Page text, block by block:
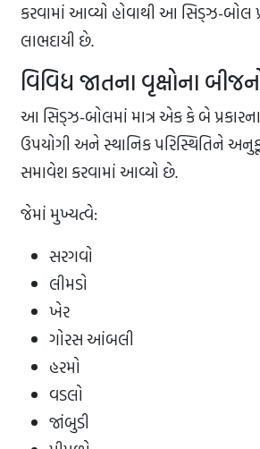
કરવામાં આવ્યો હોવાથી આ સિડ્ઝ-બોલ
લાભદાયી છે.
વિવિધ જાતના વૃક્ષોના
આ સિડ્ઝ-બોલમાં માત્ર એક કે બે
ઉપયોગી અને સ્થાનિક પરિસ્થિતિને
સમાવેશ કરવામાં આવ્યો છે.
જેમાં મુખ્યત્વે:
સરગવો
લીમડો
ખેર
ગોરસ આંબલી
હરમો
વડલો
જાંબુડી